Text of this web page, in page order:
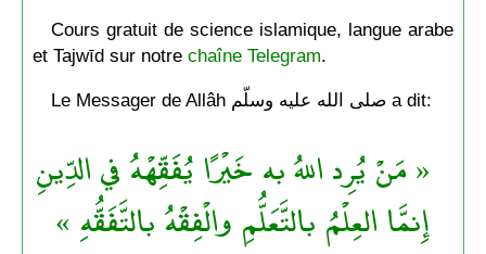
Cours gratuit de science islamique, langue arabe
et Tajwīd sur notre chaîne Telegram.
Le Messager de Allâh صلى الله عليه وسلّم a dit:
« مَنْ يُرِد اللهُ به خَيْرًا يُفَقِّهْهُ في الدِّينِ
إِنمَّا العِلْمُ بالتَّعَلُّمِ والْفِقْهُ بالتَّفَقُّهِ »